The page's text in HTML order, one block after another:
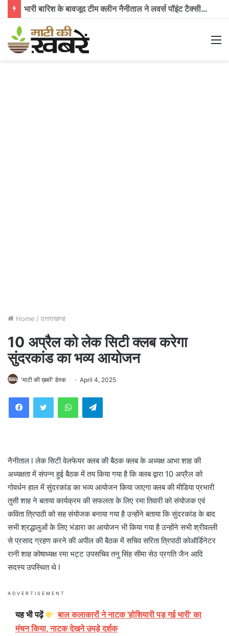
भारी बारिश के बावजूद टीम क्लीन नैनीताल ने लवर्स पॉइंट टैक्सी स्टैंड पर चलाया स्वच्छता अभियान, 350 किलो से अधिक कूड़ा किया एकत्र
Home / उत्तराखण्ड
10 अप्रैल को लेक सिटी क्लब करेगा
सुंदरकांड का भव्य आयोजन
'माटी की ख़बरें' डेस्क April 4, 2025
WhatsAppTelegram
नैनीताल l लेक सिटी वेलफेयर क्लब की बैठक क्लब के अध्यक्ष आभा शाह की
अध्यक्षता में संपन्न हुई बैठक में तय किया गया है कि क्लब द्वारा 10 अप्रैल को
गोवर्धन हाल में सुंदरकांड का भव्य आयोजन किया जाएगा क्लब की मीडिया प्रभारी
तुसी शाह ने बताया कार्यक्रम की सफलता के लिए रमा तिवारी को संयोजक एवं
कविता त्रिपाठी को सह संयोजक बनाया गया है उन्होंने बताया कि सुंदरकांड के बाद
सभी श्रद्धालुओं के लिए भंडारा का आयोजन भी किया गया है उन्होंने सभी श्रीवल्ली
से प्रसाद ग्रहण करने की अपील की बैठक में सचिव सरिता त्रिपाठी कोऑर्डिनेटर
रानी शाह कोषाध्यक्ष रमा भट्ट उपसचिव तनु सिंह सीमा सेठ प्रगति जैन आदि
सदस्य उपस्थित थे l
ADVERTISEMENT
यह भी पढ़ें
बाल कलाकारों ने नाटक 'होशियारी पड़ गई भारी' का
मंचन किया, नाटक देखने उमड़े दर्शक